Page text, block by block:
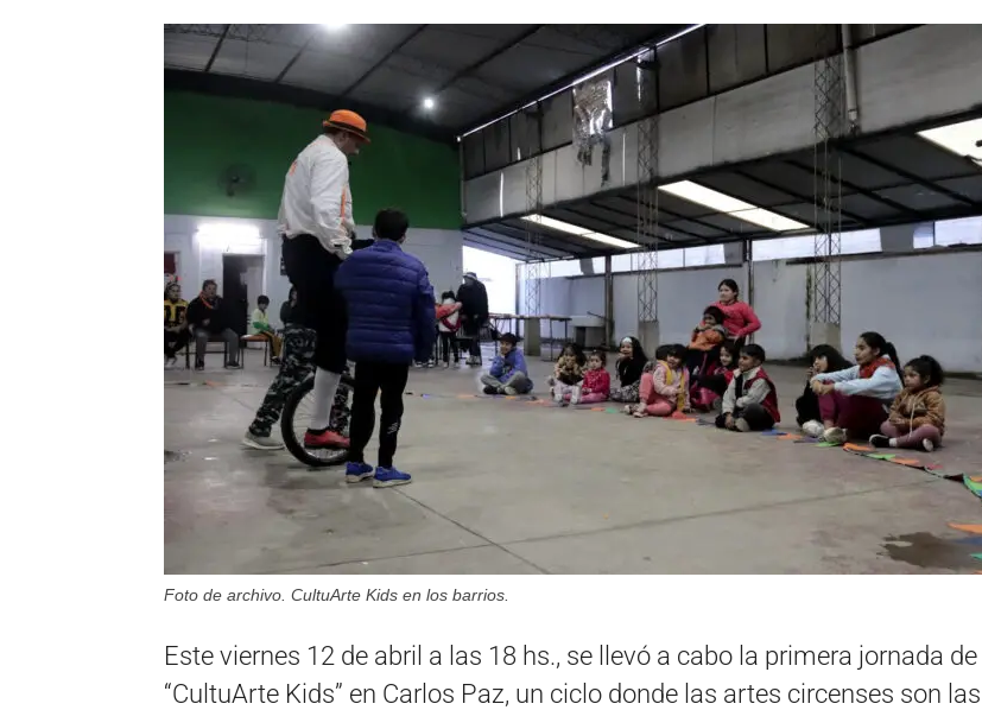
Foto de archivo. CultuArte Kids en los barrios.
Este viernes 12 de abril a las 18 hs., se llevó a cabo la primera jornada de
“CultuArte Kids” en Carlos Paz, un ciclo donde las artes circenses son las